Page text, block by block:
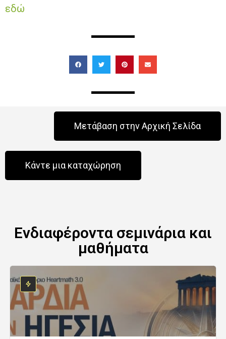
εδώ
Μετάβαση στην Αρχική Σελίδα
Κάντε μια καταχώρηση
Ενδιαφέροντα σεμινάρια και
μαθήματα